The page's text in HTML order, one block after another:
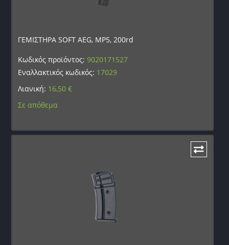
ΓΕΜΙΣΤΗΡΑ SOFT AEG, MP5, 200rd
Κωδικός προϊόντος:9020171527
Εναλλακτικός κωδικός: 17029
Λιανική: 16,50€
Σε απόθεμα